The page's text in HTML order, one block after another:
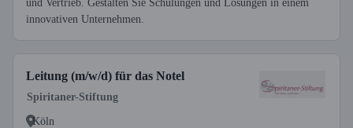
und Vertrieb. Gestalten Sie Schulungen und Lösungen in einem
innovativen Unternehmen.
Leitung (m/w/d) für das Notel
Spiritaner-Stiftung
Köln